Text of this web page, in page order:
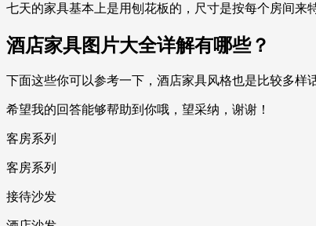
七天的家具基本上是用刨花板的，尺寸是按每个房间来
酒店家具图片大全详解有哪些？
下面这些你可以参考一下，酒店家具风格也是比较多样
希望我的回答能够帮助到你哦，望采纳，谢谢！
客房系列
客房系列
接待沙发